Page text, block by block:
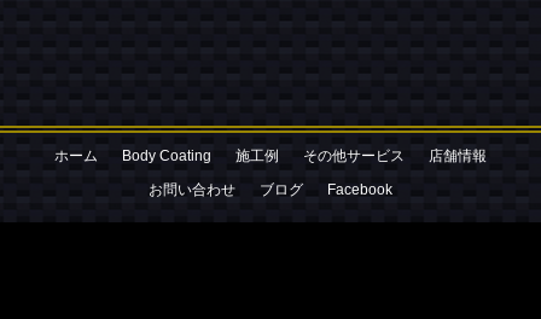
080-3052-2427
お問い合わせはこちら
ホーム Body Coating 施工例 その他サービス
店舗情報
お問い合わせ
ブログ Facebook